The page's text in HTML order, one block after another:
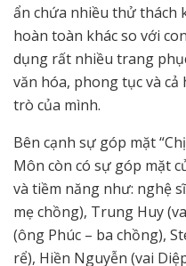
ẩn chứa nhiều thử thách
hoàn toàn khác so với
dụng rất nhiều trang
văn hóa, phong tục và
trò của mình.
Bên cạnh sự góp mặt
Môn còn có sự góp mặt
và tiềm năng như: nghệ
mẹ chồng), Trung Huy
(ông Phúc – ba chồng),
rể), Hiền Nguyễn (vai